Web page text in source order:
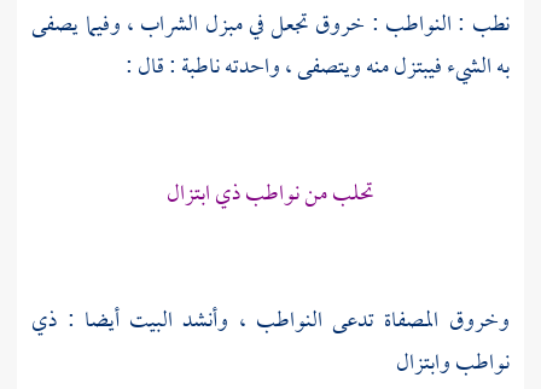
نطب : النواطب : خروق تجعل في مبزل الشراب ، وفيما يصفى
به الشيء فيبتزل منه ويتصفى ، واحدته ناطبة : قال :
تحلب من نواطب ذي ابتزال
وخروق المصفاة تدعى النواطب ، وأنشد البيت أيضا : ذي
نواطب وابتزال